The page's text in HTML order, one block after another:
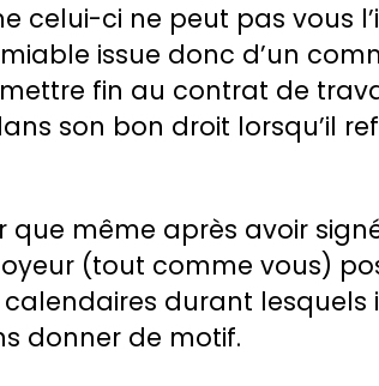
celui-ci ne peut pas vous
issue donc d’un
fin au contrat de
son bon droit lorsqu’il
que même après avoir
(tout comme vous)
durant lesquels
donner de motif.